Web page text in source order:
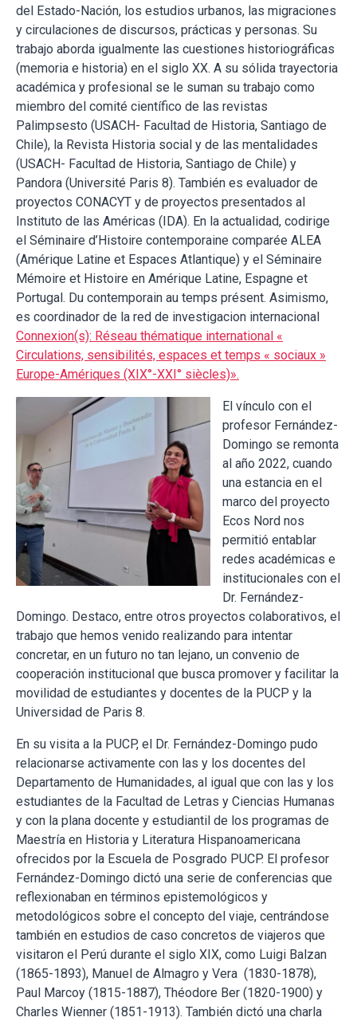
del Estado-Nación, los estudios urbanos, las migraciones
y circulaciones de discursos, prácticas y personas. Su
trabajo aborda igualmente las cuestiones historiográficas
(memoria e historia) en el siglo XX. A su sólida trayectoria
académica y profesional se le suman su trabajo como
miembro del comité científico de las revistas
Palimpsesto (USACH- Facultad de Historia, Santiago de
Chile), la Revista Historia social y de las mentalidades
(USACH- Facultad de Historia, Santiago de Chile) y
Pandora (Université Paris 8). También es evaluador de
proyectos CONACYT y de proyectos presentados al
Instituto de las Américas (IDA). En la actualidad, codirige
el Séminaire d’Histoire contemporaine comparée ALEA
(Amérique Latine et Espaces Atlantique) y el Séminaire
Mémoire et Histoire en Amérique Latine, Espagne et
Portugal. Du contemporain au temps présent. Asimismo,
es coordinador de la red de investigacion internacional
Connexion(s): Réseau thématique international «
Circulations, sensibilités, espaces et temps « sociaux »
Europe-Amériques (XIX°-XXI° siècles)».
El vínculo con el
profesor Fernández-
Domingo se remonta
al año 2022, cuando
una estancia en el
marco del proyecto
Ecos Nord nos
permitió entablar
redes académicas e
institucionales con el
Dr. Fernández-
Domingo. Destaco, entre otros proyectos colaborativos, el
trabajo que hemos venido realizando para intentar
concretar, en un futuro no tan lejano, un convenio de
cooperación institucional que busca promover y facilitar la
movilidad de estudiantes y docentes de la PUCP y la
Universidad de Paris 8.
En su visita a la PUCP, el Dr. Fernández-Domingo pudo
relacionarse activamente con las y los docentes del
Departamento de Humanidades, al igual que con las y los
estudiantes de la Facultad de Letras y Ciencias Humanas
y con la plana docente y estudiantil de los programas de
Maestría en Historia y Literatura Hispanoamericana
ofrecidos por la Escuela de Posgrado PUCP. El profesor
Fernández-Domingo dictó una serie de conferencias que
reflexionaban en términos epistemológicos y
metodológicos sobre el concepto del viaje, centrándose
también en estudios de caso concretos de viajeros que
visitaron el Perú durante el siglo XIX, como Luigi Balzan
(1865-1893), Manuel de Almagro y Vera (1830-1878),
Paul Marcoy (1815-1887), Théodore Ber (1820-1900) y
Charles Wienner (1851-1913). También dictó una charla